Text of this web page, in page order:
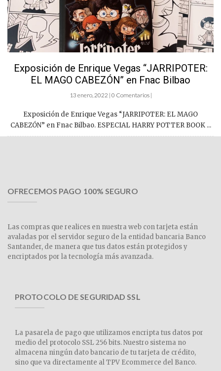
Exposición de Enrique Vegas “JARRIPOTER:
EL MAGO CABEZÓN” en Fnac Bilbao
13 enero, 2022 | 0 Comentarios |
Exposición de Enrique Vegas “JARRIPOTER: EL MAGO
CABEZÓN” en Fnac Bilbao. ESPECIAL HARRY POTTER BOOK ...
OFRECEMOS PAGO 100% SEGURO
Las compras que realices en nuestra web con tarjeta están
avaladas por el servidor seguro de la entidad bancaria Banco
Santander, de manera que tus datos están protegidos y
encriptados por la tecnología más avanzada.
PROTOCOLO DE SEGURIDAD SSL
La pasarela de pago que utilizamos encripta tus datos por
medio del protocolo SSL 256 bits. Nuestro sistema no
almacena ningún dato bancario de tu tarjeta de crédito,
sino que va directamente al TPV Ecommerce del Banco.